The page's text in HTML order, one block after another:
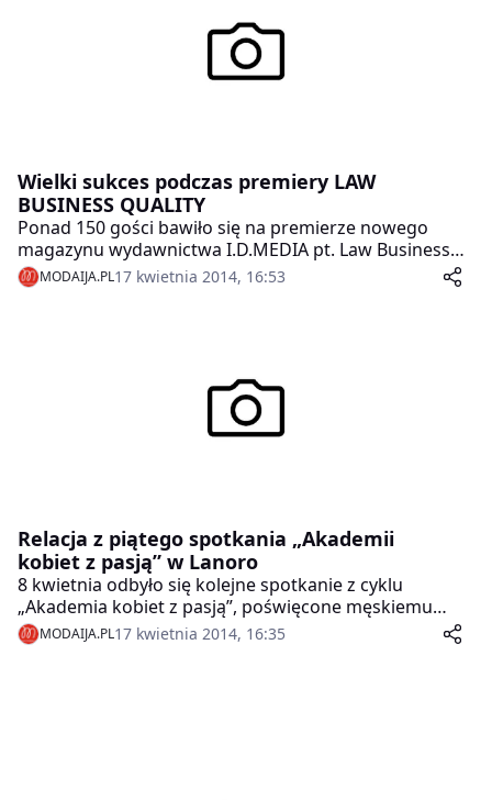
Wielki sukces podczas premiery LAW
BUSINESS QUALITY
Ponad 150 gości bawiło się na premierze nowego
magazynu wydawnictwa I.D.MEDIA pt. Law Business
Quality.
MODAIJA.PL17 kwietnia 2014, 16:53
Relacja z piątego spotkania „Akademii
kobiet z pasją” w Lanoro
8 kwietnia odbyło się kolejne spotkanie z cyklu
„Akademia kobiet z pasją”, poświęcone męskiemu
spojrzeniu na kobiecą bieliznę oraz przygotowaniom
do lata. Gościem specjalnym był Karol Zdunek, trener
MODAIJA.PL17 kwietnia 2014, 16:35